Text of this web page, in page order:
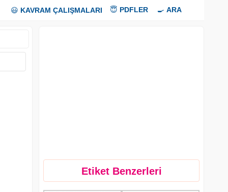
😃 KAVRAM ÇALIŞMALARI 😇 PDFLER 🍳 ARA
Etiket Benzerleri